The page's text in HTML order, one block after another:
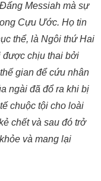
Messiah mà sự
Cựu Ước. Họ tin
thể, là Ngôi thứ Hai
được chịu thai bởi
gian để cứu nhân
ngài đã đổ ra khi bị
chuộc tội cho loài
chết và sau đó trở
và mang lại